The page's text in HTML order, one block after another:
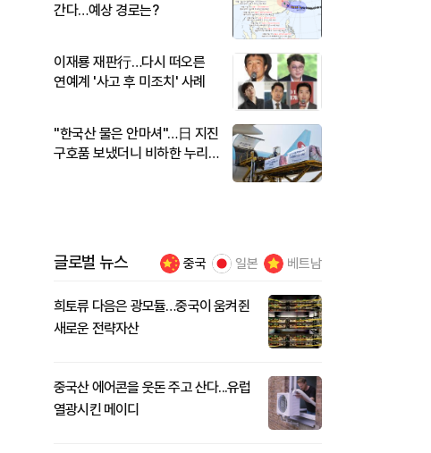
간다…예상 경로는?
이재룡 재판行…다시 떠오른
연예계 '사고 후 미조치' 사례
"한국산 물은 안마셔"…日 지진
구호품 보냈더니 비하한 누리
글로벌 뉴스 중국 일본 베트남
희토류 다음은 광모듈…중국이 움켜쥔
새로운 전략자산
중국산 에어콘을 웃돈 주고 산다...유럽
열광시킨 메이디